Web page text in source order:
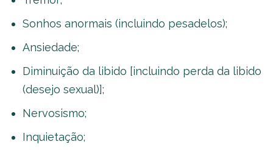
Sonhos anormais (incluindo pesadelos);
Ansiedade;
Diminuição da libido [incluindo perda da libido
(desejo sexual)];
Nervosismo;
Inquietação;